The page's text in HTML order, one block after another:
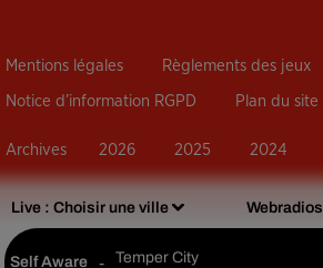
Live : Choisir une ville Webradios
Self Aware - Temper City
Mentions légales Règlements des jeux
Notice d’information RGPD Plan du site
Archives 2026 2025 2024